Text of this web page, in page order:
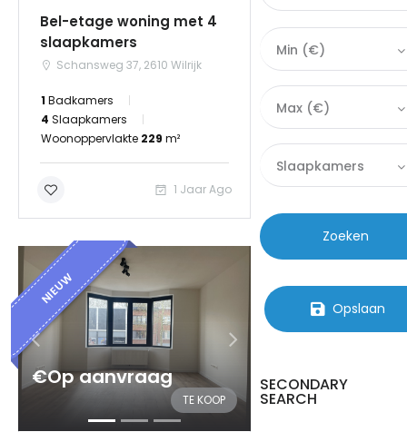
Bel-etage woning met 4
slaapkamers
Schansweg 37, 2610 Wilrijk
1 Badkamers
4 Slaapkamers
Woonoppervlakte 229 m²
1 Jaar Ago
NIEUW
€Op aanvraag
TE KOOP
|-Apartement
|-Commercieel
|-Parking
Min (€)
Max (€)
Slaapkamers
Zoeken
Opslaan
SECONDARY
SEARCH